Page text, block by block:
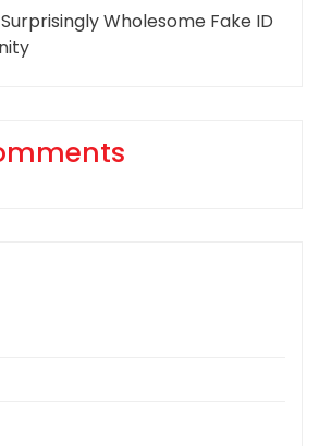
Wholesome Fake ID